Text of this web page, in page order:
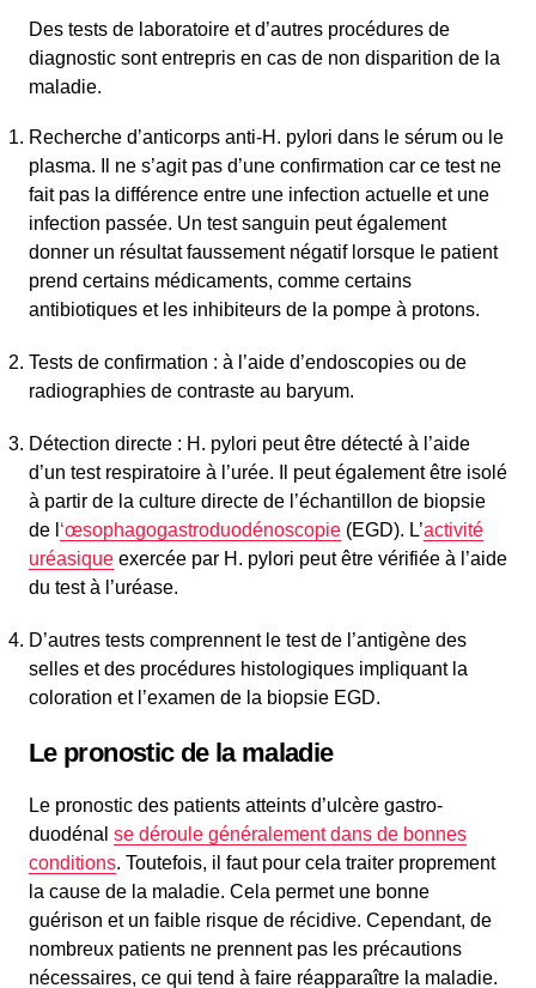
Des tests de laboratoire et d’autres procédures de
diagnostic sont entrepris en cas de non disparition de la
maladie.
Recherche d’anticorps anti-H. pylori dans le sérum ou le
plasma. Il ne s’agit pas d’une confirmation car ce test ne
fait pas la différence entre une infection actuelle et une
infection passée. Un test sanguin peut également
donner un résultat faussement négatif lorsque le patient
prend certains médicaments, comme certains
antibiotiques et les inhibiteurs de la pompe à protons.
Tests de confirmation : à l’aide d’endoscopies ou de
radiographies de contraste au baryum.
Détection directe : H. pylori peut être détecté à l’aide
d’un test respiratoire à l’urée. Il peut également être isolé
à partir de la culture directe de l’échantillon de biopsie
de l ‘œsophagogastroduodénoscopie (EGD). L’activité
uréasique exercée par H. pylori peut être vérifiée à l’aide
du test à l’uréase.
D’autres tests comprennent le test de l’antigène des
selles et des procédures histologiques impliquant la
coloration et l’examen de la biopsie EGD.
Le pronostic de la maladie
Le pronostic des patients atteints d’ulcère gastro-
duodénal se déroule généralement dans de bonnes
conditions. Toutefois, il faut pour cela traiter proprement
la cause de la maladie. Cela permet une bonne
guérison et un faible risque de récidive. Cependant, de
nombreux patients ne prennent pas les précautions
nécessaires, ce qui tend à faire réapparaître la maladie.